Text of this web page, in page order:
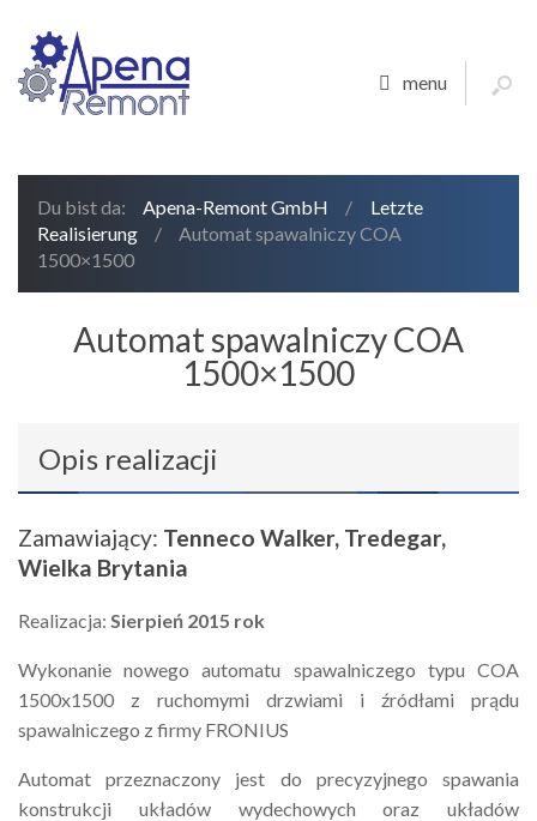
menu
Du bist da: Apena-Remont GmbH /
Letzte
Realisierung
/
Automat spawalniczy COA
1500×1500
Automat spawalniczy COA
1500×1500
Opis realizacji
Zamawiający: Tenneco Walker, Tredegar,
Wielka Brytania
Realizacja: Sierpień 2015 rok
Wykonanie nowego automatu spawalniczego typu COA
1500x1500 z ruchomymi drzwiami i źródłami prądu
spawalniczego z firmy FRONIUS
Automat przeznaczony jest do precyzyjnego spawania
konstrukcji układów wydechowych oraz układów